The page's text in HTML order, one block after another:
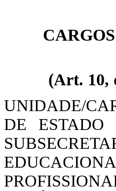
(Art. 10,
UNIDADE/
DE